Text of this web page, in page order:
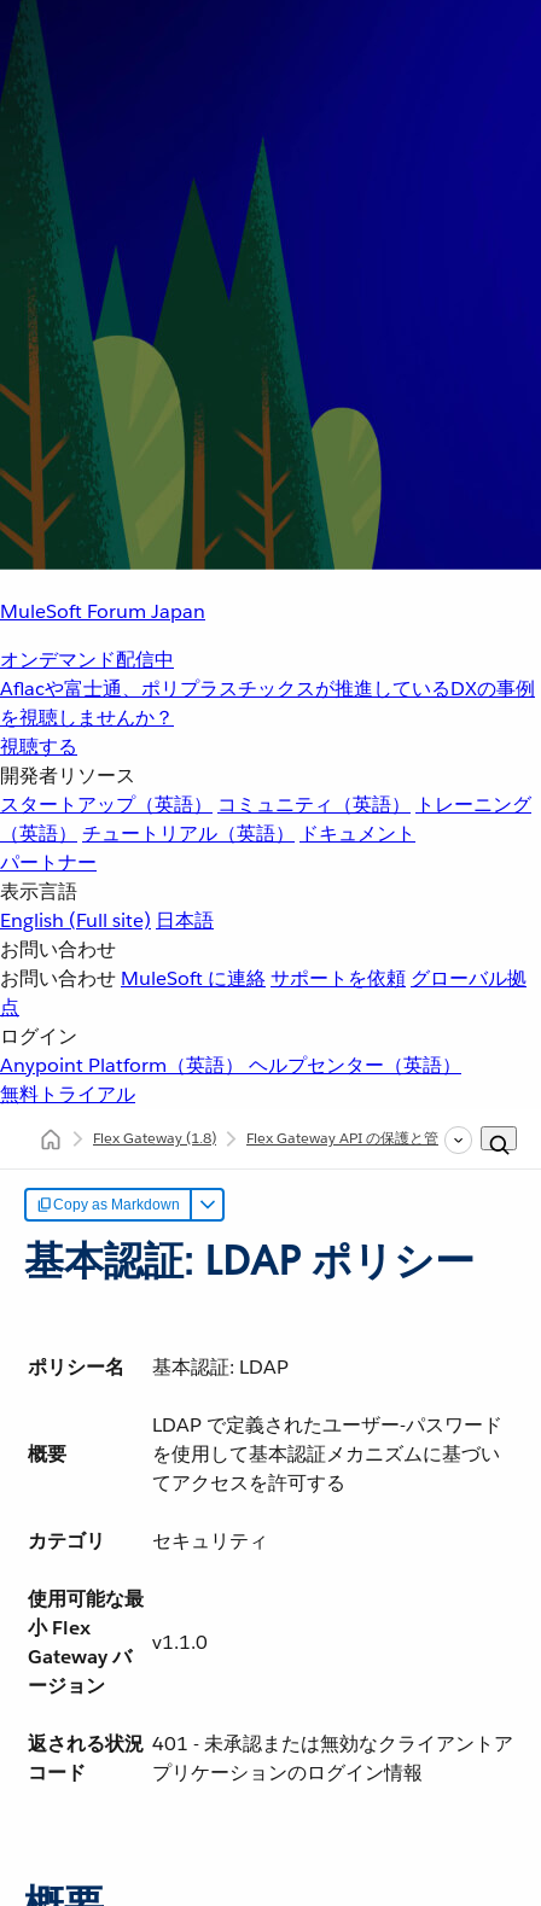
MuleSoft Forum Japan
オンデマンド配信中
Aflacや富士通、ポリプラスチックスが推進しているDXの事例
を視聴しませんか？
視聴する
開発者リソース
スタートアップ（英語）
コミュニティ（英語）
トレーニング
（英語）
チュートリアル（英語）
ドキュメント
パートナー
表示言語
English (Full site) 日本語
お問い合わせ
お問い合わせ MuleSoft に連絡サポートを依頼 グローバル拠
点
ログイン
Anypoint Platform（英語） ヘルプセンター（英語）
無料トライアル
Flex Gateway(1.8) Flex Gateway API の保護と管理 内部ポ
Copy as Markdown
基本認証: LDAP ポリシー
ポリシー名 基本認証: LDAP
概要
LDAP で定義されたユーザー-パスワード
を使用して基本認証メカニズムに基づい
てアクセスを許可する
カテゴリ セキュリティ
使用可能な最
小 Flex
Gateway バ
ージョン
v1.1.0
返される状況
コード
401 - 未承認または無効なクライアントア
プリケーションのログイン情報